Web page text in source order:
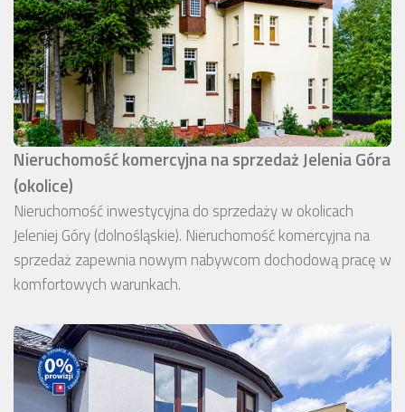
Nieruchomość komercyjna na sprzedaż Jelenia Góra
(okolice)
Nieruchomość inwestycyjna do sprzedaży w okolicach
Jeleniej Góry (dolnośląskie). Nieruchomość komercyjna na
sprzedaż zapewnia nowym nabywcom dochodową pracę w
komfortowych warunkach.